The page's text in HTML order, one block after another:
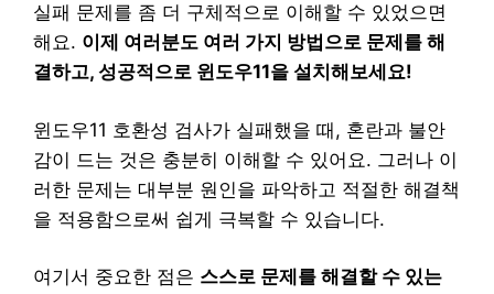
실패 문제를 좀 더 구체적으로 이해할 수 있었으면
해요. 이제 여러분도 여러 가지 방법으로 문제를 해
결하고, 성공적으로 윈도우11을 설치해보세요!
윈도우11 호환성 검사가 실패했을 때, 혼란과 불안
감이 드는 것은 충분히 이해할 수 있어요. 그러나 이
러한 문제는 대부분 원인을 파악하고 적절한 해결책
을 적용함으로써 쉽게 극복할 수 있습니다.
여기서 중요한 점은 스스로 문제를 해결할 수 있는